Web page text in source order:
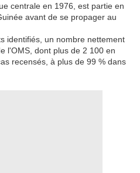
centrale en 1976, est partie en
avant de se propager au
identifiés, un nombre nettement
l'OMS, dont plus de 2 100 en
recensés, à plus de 99 % dans